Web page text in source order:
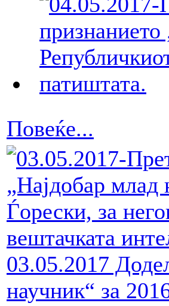
Повеќе...
03.05.2017
научник“ за